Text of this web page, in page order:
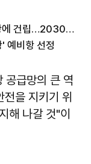
해수부 신청사 '북극항로 거점' 부산 북항에 건립…2030년 완공
예비항 선정
공급망의 큰 역
을 지키기 위
해 나갈 것"이